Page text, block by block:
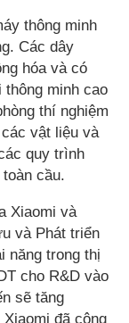
thông minh
Các dây
hóa và có
thông minh cao
thí nghiệm
vật liệu và
quy trình
cầu.
Xiaomi và
và Phát triển
năng trong thị
cho R&D vào
sẽ tăng
Xiaomi đã công